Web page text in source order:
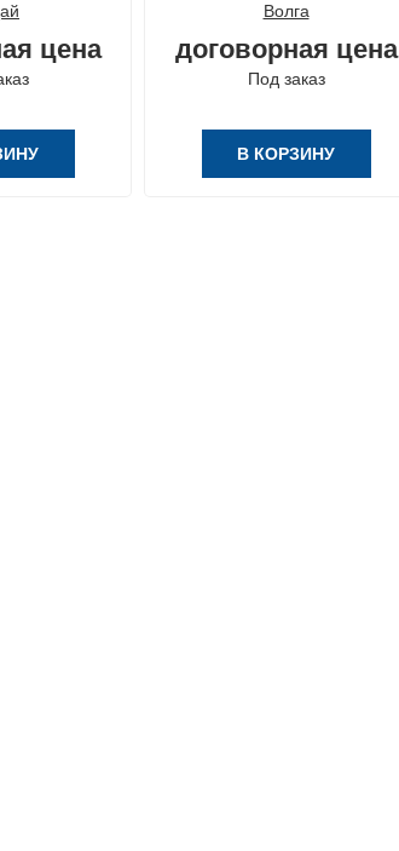
цена
Волга
договорная цена
Под заказ
В КОРЗИНУ